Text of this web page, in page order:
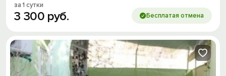
за 1 сутки
3 300 руб. Бесплатая отмена
Вход на сайт
Войти илиЗарегистрироваться